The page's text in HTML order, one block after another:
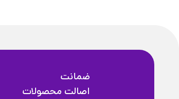
ضمانت
اصالت محصولات